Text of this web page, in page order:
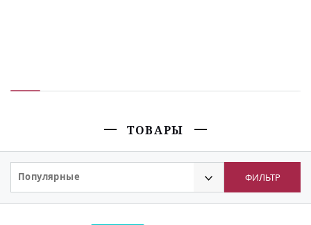
ТОВАРЫ
Популярные ФИЛЬТР